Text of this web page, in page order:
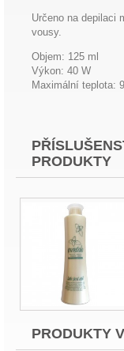
Určeno na depilaci
vousy.
Objem: 125 ml
Výkon: 40 W
Maximální teplota:
PRODUKTY
PRODUKTY